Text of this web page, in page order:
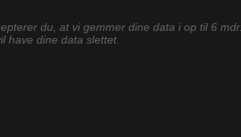
du, at vi gemmer dine data i op til 6 mdr.
have dine data slettet.